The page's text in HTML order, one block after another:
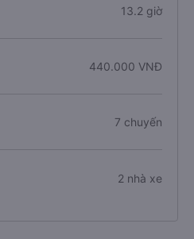
13.2 giờ
440.000 VNĐ
7 chuyến
2 nhà xe